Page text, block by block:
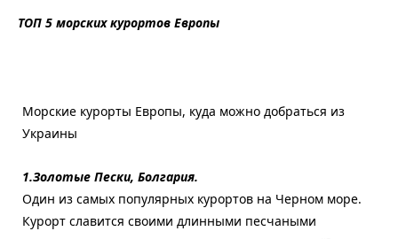
ТОП 5 морских курортов Европы
Морские курорты Европы, куда можно добраться из
Украины
1.Золотые Пески, Болгария.
Один из самых популярных курортов на Черном море.
Курорт славится своими длинными песчаными